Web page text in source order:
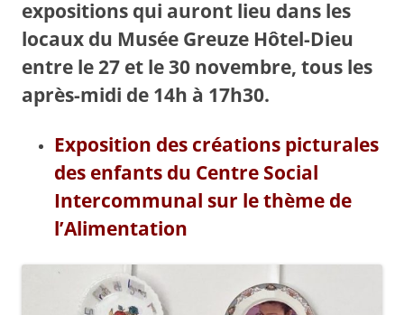
expositions qui auront lieu dans les
locaux du Musée Greuze Hôtel-Dieu
entre le 27 et le 30 novembre, tous les
après-midi de 14h à 17h30.
Exposition des créations picturales
des enfants du Centre Social
Intercommunal sur le thème de
l’Alimentation